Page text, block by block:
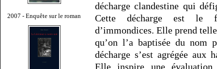
2007 - Enquête sur le roman
décharge clandestine qui
Cette décharge est le
d’immondices. Elle prend
qu’on l’a baptisée du
décharge s’est agrégée aux
Elle inspire une évaluation